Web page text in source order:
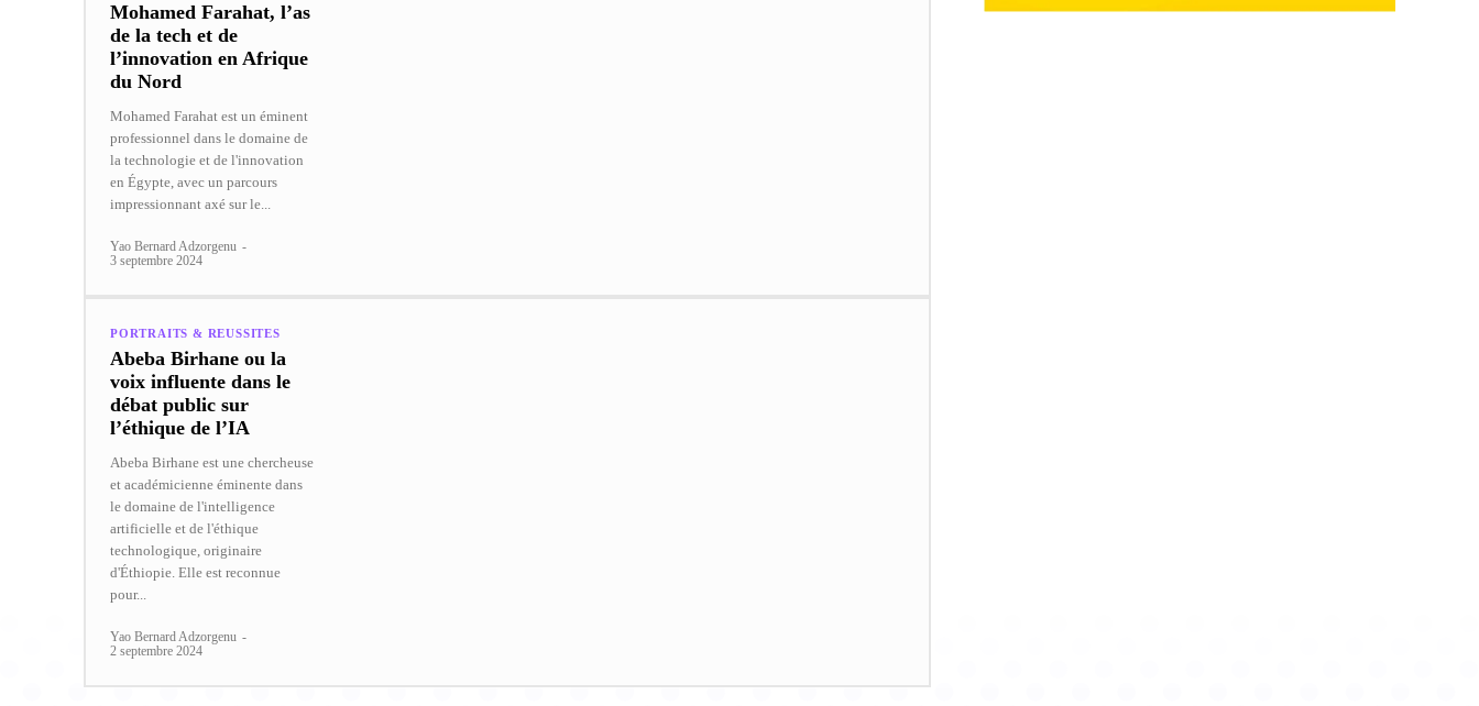
Mohamed Farahat, l’as
de la tech et de
l’innovation en Afrique
du Nord
Mohamed Farahat est un éminent
professionnel dans le domaine de
la technologie et de l'innovation
en Égypte, avec un parcours
impressionnant axé sur le...
Yao Bernard Adzorgenu -
3 septembre 2024
PORTRAITS & REUSSITES
Abeba Birhane ou la
voix influente dans le
débat public sur
l’éthique de l’IA
Abeba Birhane est une chercheuse
et académicienne éminente dans
le domaine de l'intelligence
artificielle et de l'éthique
technologique, originaire
d'Éthiopie. Elle est reconnue
pour...
Yao Bernard Adzorgenu -
2 septembre 2024